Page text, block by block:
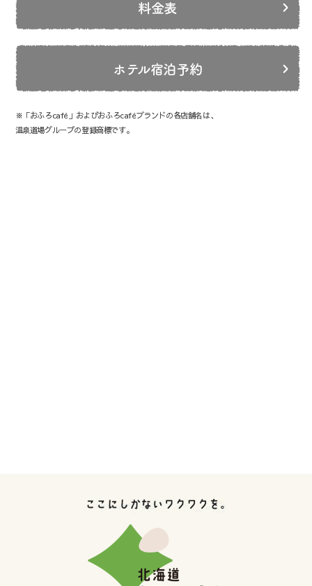
料金表
ホテル宿泊予約
※「おふろcafé」およびおふろcaféブランドの各店舗名は、
温泉道場グループの登録商標です。